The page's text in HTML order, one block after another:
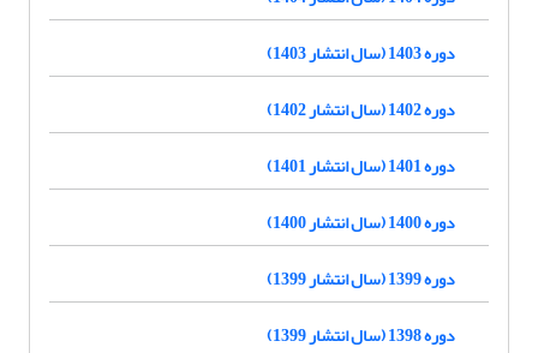
دوره 1403 (سال انتشار 1403)
دوره 1402 (سال انتشار 1402)
دوره 1401 (سال انتشار 1401)
دوره 1400 (سال انتشار 1400)
دوره 1399 (سال انتشار 1399)
دوره 1398 (سال انتشار 1399)